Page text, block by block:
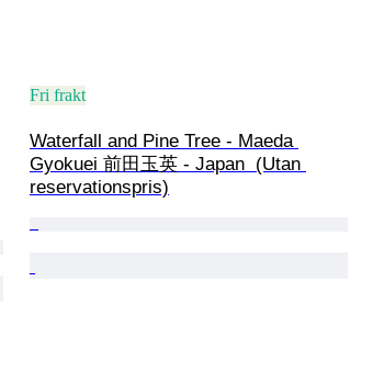
Fri frakt
Waterfall and Pine Tree - Maeda
Gyokuei 前田玉英 - Japan  (Utan
reservationspris)